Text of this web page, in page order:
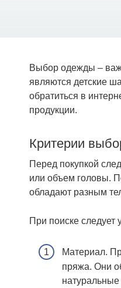
Выбор одежды –
являются детские
обратиться в
продукции.
Критерии
Перед покупкой
или объем головы.
обладают разным
При поиске следует
Материал.
пряжа. Они